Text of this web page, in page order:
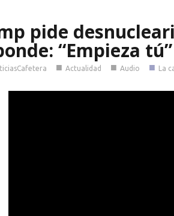
pide
“Empieza tú”
■ Actualidad ■ Audio ■ La